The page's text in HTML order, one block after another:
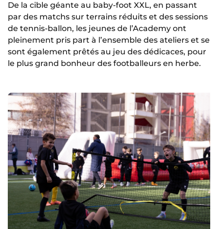
De la cible géante au baby-foot XXL, en passant
par des matchs sur terrains réduits et des sessions
de tennis-ballon, les jeunes de l’Academy ont
pleinement pris part à l’ensemble des ateliers et se
sont également prêtés au jeu des dédicaces, pour
le plus grand bonheur des footballeurs en herbe.